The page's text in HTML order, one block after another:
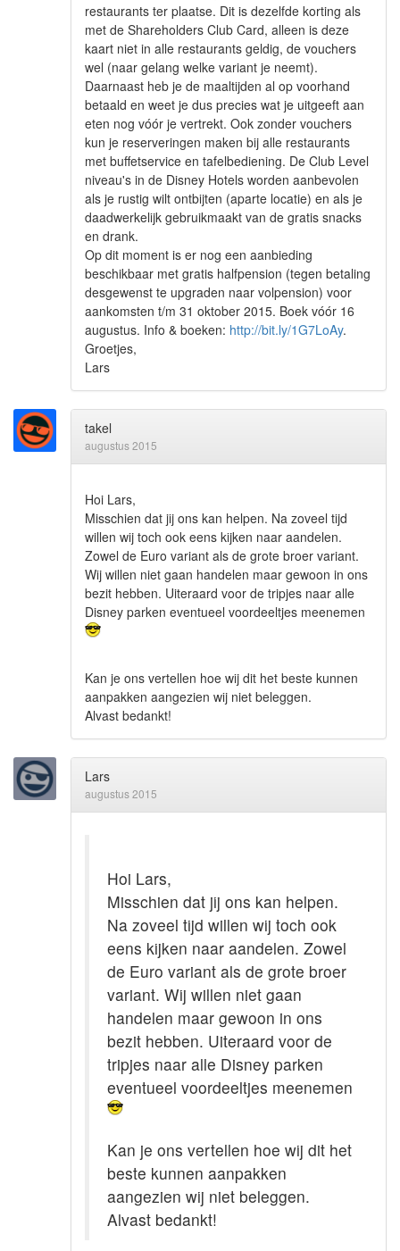
restaurants ter plaatse. Dit is dezelfde korting als
met de Shareholders Club Card, alleen is deze
kaart niet in alle restaurants geldig, de vouchers
wel (naar gelang welke variant je neemt).
Daarnaast heb je de maaltijden al op voorhand
betaald en weet je dus precies wat je uitgeeft aan
eten nog vóór je vertrekt. Ook zonder vouchers
kun je reserveringen maken bij alle restaurants
met buffetservice en tafelbediening. De Club Level
niveau's in de Disney Hotels worden aanbevolen
als je rustig wilt ontbijten (aparte locatie) en als je
daadwerkelijk gebruikmaakt van de gratis snacks
en drank.
Op dit moment is er nog een aanbieding
beschikbaar met gratis halfpension (tegen betaling
desgewenst te upgraden naar volpension) voor
aankomsten t/m 31 oktober 2015. Boek vóór 16
augustus. Info & boeken: http://bit.ly/1G7LoAy.
Groetjes,
Lars
takel
augustus 2015
Hoi Lars,
Misschien dat jij ons kan helpen. Na zoveel tijd
willen wij toch ook eens kijken naar aandelen.
Zowel de Euro variant als de grote broer variant.
Wij willen niet gaan handelen maar gewoon in ons
bezit hebben. Uiteraard voor de tripjes naar alle
Disney parken eventueel voordeeltjes meenemen
Kan je ons vertellen hoe wij dit het beste kunnen
aanpakken aangezien wij niet beleggen.
Alvast bedankt!
Lars
augustus 2015
Hoi Lars,
Misschien dat jij ons kan helpen.
Na zoveel tijd willen wij toch ook
eens kijken naar aandelen. Zowel
de Euro variant als de grote broer
variant. Wij willen niet gaan
handelen maar gewoon in ons
bezit hebben. Uiteraard voor de
tripjes naar alle Disney parken
eventueel voordeeltjes meenemen
Kan je ons vertellen hoe wij dit het
beste kunnen aanpakken
aangezien wij niet beleggen.
Alvast bedankt!